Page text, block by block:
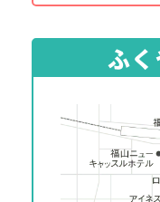
ふ